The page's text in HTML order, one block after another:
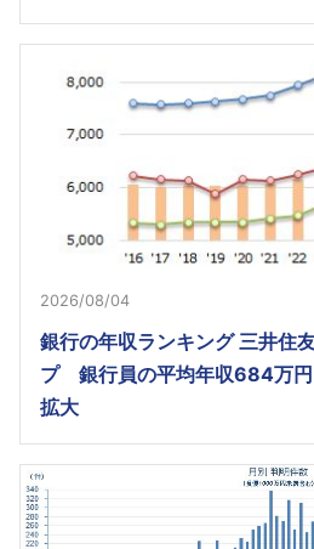
2026/08/04
銀行の年収ランキング 三井住
プ 銀行員の平均年収684万円
拡大